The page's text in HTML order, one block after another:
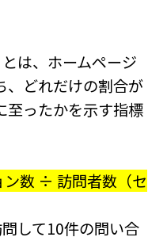
は、ホームページ
、どれだけの割合が
至ったかを示す指標
ン数 ÷ 訪問者数（セ
して10件の問い合